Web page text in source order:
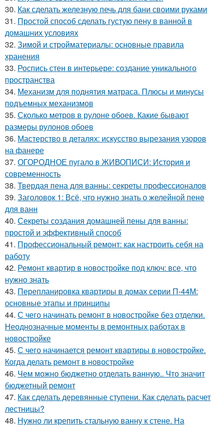
30. Как сделать железную печь для бани своими руками
31. Простой способ сделать густую пену в ванной в
домашних условиях
32. Зимой и стройматериалы: основные правила
хранения
33. Роспись стен в интерьере: создание уникального
пространства
34. Механизм для поднятия матраса. Плюсы и минусы
подъемных механизмов
35. Сколько метров в рулоне обоев. Какие бывают
размеры рулонов обоев
36. Мастерство в деталях: искусство вырезания узоров
на фанере
37. ОГОРОДНОЕ пугало в ЖИВОПИСИ: История и
современность
38. Твердая пена для ванны: секреты профессионалов
39. Заголовок 1: Всё, что нужно знать о желейной пенe
для ванн
40. Секреты создания домашней пены для ванны:
простой и эффективный способ
41. Профессиональный ремонт: как настроить себя на
работу
42. Ремонт квартир в новостройке под ключ: все, что
нужно знать
43. Перепланировка квартиры в домах серии П-44М:
основные этапы и принципы
44. С чего начинать ремонт в новостройке без отделки.
Неоднозначные моменты в ремонтных работах в
новостройке
45. С чего начинается ремонт квартиры в новостройке.
Когда делать ремонт в новостройке
46. Чем можно бюджетно отделать ванную.. Что значит
бюджетный ремонт
47. Как сделать деревянные ступени. Как сделать расчет
лестницы?
48. Нужно ли крепить стальную ванну к стене. На